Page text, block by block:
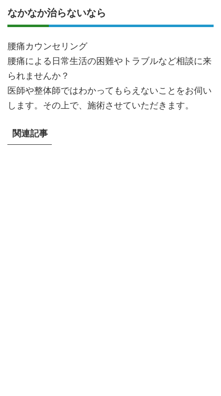
なかなか治らないなら
腰痛カウンセリング
腰痛による日常生活の困難やトラブルなど相談に来
られませんか？
医師や整体師ではわかってもらえないことをお伺い
します。その上で、施術させていただきます。
関連記事